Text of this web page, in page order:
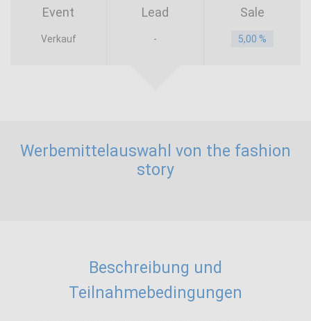
Event Lead Sale
Verkauf - 5,00 %
Werbemittelauswahl von the fashion
story
Beschreibung und
Teilnahmebedingungen